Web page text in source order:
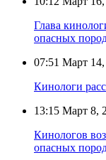
Глава
опасных
07:51 Март 14,
Кинологи
13:15 Март 8,
Кинологов
опасных